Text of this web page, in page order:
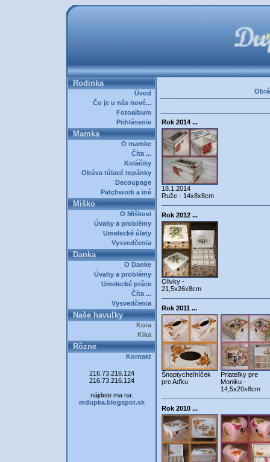
Rodinka
Úvod
Čo je u nás nové...
Fotoalbum
Prihlásenie
Mamka
O mamke
Číta ...
Koláčiky
Obúva túlavé topánky
Decoupage
Patchwork a iné
Miško
O Miškovi
Úvahy a problémy
Umelecké úlety
Vysvedčenia
Danka
O Danke
Úvahy a problémy
Umelecké práce
Číta ...
Vysvedčenia
Naše havuľky
Kora
Kika
Rôzne
Kontakt
216.73.216.124
216.73.216.124
nájdete ma na:
mdupka.blogspot.sk
Rok 2014 ...
18.1.2014
Ruže - 14x8x8cm
Rok 2012 ...
Olivky -
21,5x26x8cm
Rok 2011 ...
Šnoptycheľníček
pre Aďku
Priateľky pre
Moniku -
14,5x20x8cm
Rok 2010 ...